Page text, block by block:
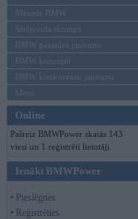
Mēneša BMW
Sērijveida tūnings
BMW pasaules jaunumi
BMW koncepti
BMW konkurentu jaunumi
Moto
Online
Pašreiz BMWPower skatās 143
viesi un 1 reģistrēti lietotāji.
Ienākt BMWPower
• Pieslēgties
• Reģistrēties